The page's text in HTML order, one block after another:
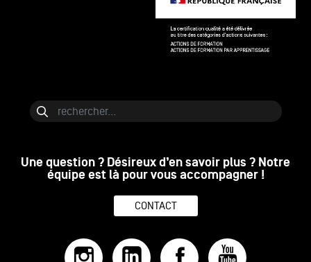
Une question ? Désireux d’en savoir plus ? Notre
équipe est là pour vous accompagner !
CONTACT